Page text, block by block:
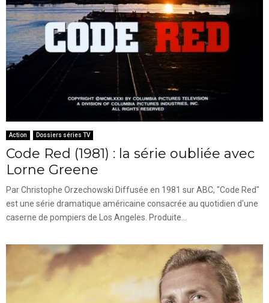
Action Dossiers séries TV
Code Red (1981) : la série oubliée avec
Lorne Greene
Par Christophe Orzechowski Diffusée en 1981 sur ABC, "Code Red"
est une série dramatique américaine consacrée au quotidien d'une
caserne de pompiers de Los Angeles. Produite...